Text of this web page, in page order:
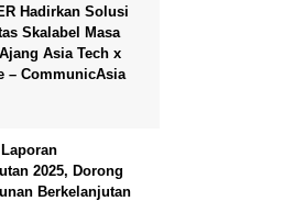
Hadirkan Solusi
Skalabel Masa
Asia Tech x
– CommunicAsia
2025, Dorong
Berkelanjutan